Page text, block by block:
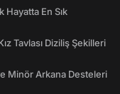
En Sık
Tavlası Diziliş Şekilleri
Minör Arkana Desteleri